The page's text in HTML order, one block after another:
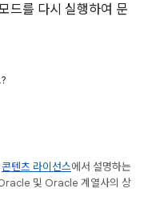
드를 다시 실행하여 문
콘텐츠 라이선스에서 설명하는
및 Oracle 계열사의 상